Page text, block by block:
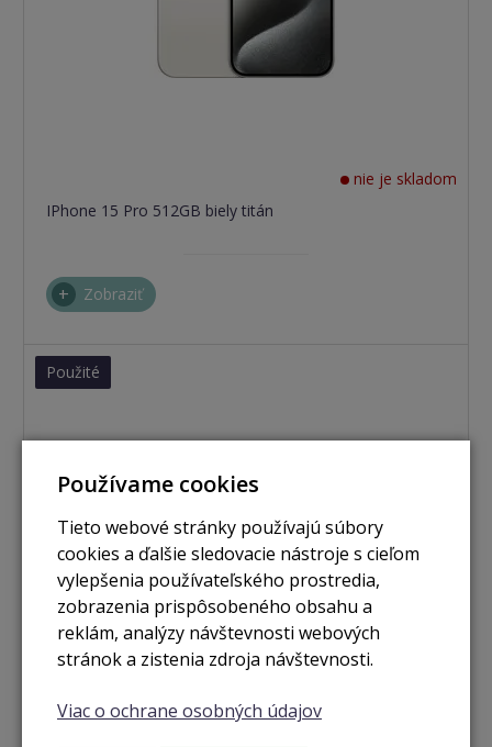
nie je skladom
IPhone 15 Pro 512GB biely titán
Zobraziť
Použité
Používame cookies
Tieto webové stránky používajú súbory
cookies a ďalšie sledovacie nástroje s cieľom
vylepšenia používateľského prostredia,
zobrazenia prispôsobeného obsahu a
reklám, analýzy návštevnosti webových
stránok a zistenia zdroja návštevnosti.
Viac o ochrane osobných údajov